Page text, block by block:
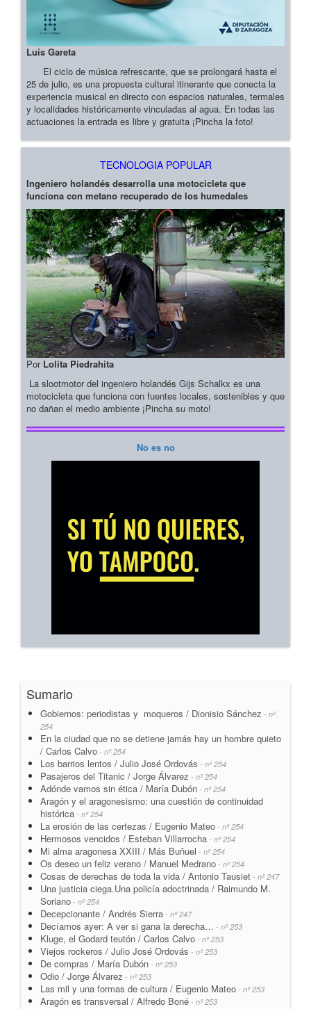
Luis Gareta
El ciclo de música refrescante, que se prolongará hasta el
25 de julio, es una propuesta cultural itinerante que conecta la
experiencia musical en directo con espacios naturales, termales
y localidades históricamente vinculadas al agua. En todas las
actuaciones la entrada es libre y gratuita ¡Pincha la foto!
TECNOLOGIA POPULAR
Ingeniero holandés desarrolla una motocicleta que
funciona con metano recuperado de los humedales
Por Lolita Piedrahita
La slootmotor del ingeniero holandés Gijs Schalkx es una
motocicleta que funciona con fuentes locales, sostenibles y que
no dañan el medio ambiente ¡Pincha su moto!
No es no
Sumario
Gobiernos: periodistas y moqueros / Dionisio Sánchez - nº
254
En la ciudad que no se detiene jamás hay un hombre quieto
/ Carlos Calvo - nº 254
Los barrios lentos / Julio José Ordovás - nº 254
Pasajeros del Titanic / Jorge Álvarez - nº 254
Adónde vamos sin ética / María Dubón - nº 254
Aragón y el aragonesismo: una cuestión de continuidad
histórica - nº 254
La erosión de las certezas / Eugenio Mateo - nº 254
Hermosos vencidos / Esteban Villarrocha - nº 254
Mi alma aragonesa XXIII / Más Buñuel - nº 254
Os deseo un feliz verano / Manuel Medrano - nº 254
Cosas de derechas de toda la vida / Antonio Tausiet - nº 247
Una justicia ciega.Una policía adoctrinada / Raimundo M.
Soriano - nº 254
Decepcionante / Andrés Sierra - nº 247
Decíamos ayer: A ver si gana la derecha… - nº 253
Kluge, el Godard teutón / Carlos Calvo - nº 253
Viejos rockeros / Julio José Ordovás - nº 253
De compras / María Dubón - nº 253
Odio / Jorge Álvarez - nº 253
Las mil y una formas de cultura / Eugenio Mateo - nº 253
Aragón es transversal / Alfredo Boné - nº 253